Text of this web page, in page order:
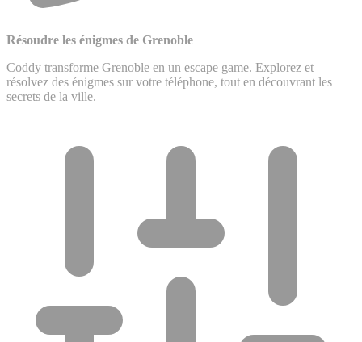
Résoudre les énigmes de Grenoble
Coddy transforme Grenoble en un escape game. Explorez et
résolvez des énigmes sur votre téléphone, tout en découvrant les
secrets de la ville.